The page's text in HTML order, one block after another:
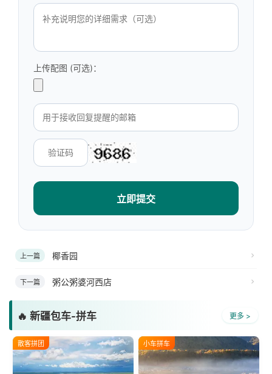
上传配图 (可选)：
立即提交
上一篇 椰香园
下一篇 粥公粥婆河西店
🔥 新疆包车-拼车 更多 >
散客拼团 小车拼车